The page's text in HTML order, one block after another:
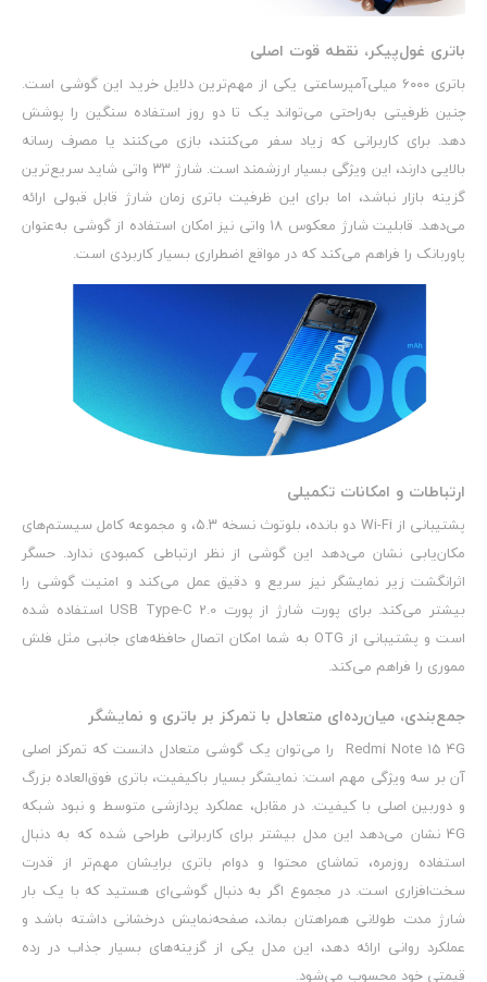
باتری غول‌پیکر، نقطه قوت اصلی
باتری ۶۰۰۰ میلی‌آمپرساعتی یکی از مهم‌ترین دلایل خرید این گوشی است.
چنین ظرفیتی به‌راحتی می‌تواند یک تا دو روز استفاده سنگین را پوشش
دهد. برای کاربرانی که زیاد سفر می‌کنند، بازی می‌کنند یا مصرف رسانه
بالایی دارند، این ویژگی بسیار ارزشمند است. شارژ ۳۳ واتی شاید سریع‌ترین
گزینه بازار نباشد، اما برای این ظرفیت باتری زمان شارژ قابل قبولی ارائه
می‌دهد. قابلیت شارژ معکوس ۱۸ واتی نیز امکان استفاده از گوشی به‌عنوان
پاوربانک را فراهم می‌کند که در مواقع اضطراری بسیار کاربردی است.
ارتباطات و امکانات تکمیلی
پشتیبانی از Wi-Fi دو بانده، بلوتوث نسخه ۵.۳، و مجموعه کامل سیستم‌های
مکان‌یابی نشان می‌دهد این گوشی از نظر ارتباطی کمبودی ندارد. حسگر
اثرانگشت زیر نمایشگر نیز سریع و دقیق عمل می‌کند و امنیت گوشی را
بیشتر می‌کند. برای پورت شارژ از پورت USB Type-C 2.0 استفاده شده
است و پشتیبانی از OTG به شما امکان اتصال حافظه‌های جانبی مثل فلش
مموری را فراهم می‌کند.
جمع‌بندی، میان‌رده‌ای متعادل با تمرکز بر باتری و نمایشگر
Redmi Note 15 4G را می‌توان یک گوشی متعادل دانست که تمرکز اصلی
آن بر سه ویژگی مهم است: نمایشگر بسیار باکیفیت، باتری فوق‌العاده بزرگ
و دوربین اصلی با کیفیت. در مقابل، عملکرد پردازشی متوسط و نبود شبکه
4G نشان می‌دهد این مدل بیشتر برای کاربرانی طراحی شده که به دنبال
استفاده روزمره، تماشای محتوا و دوام باتری برایشان مهم‌تر از قدرت
سخت‌افزاری است. در مجموع اگر به دنبال گوشی‌ای هستید که با یک بار
شارژ مدت طولانی همراهتان بماند، صفحه‌نمایش درخشانی داشته باشد و
عملکرد روانی ارائه دهد، این مدل یکی از گزینه‌های بسیار جذاب در رده
قیمتی خود محسوب می‌شود.